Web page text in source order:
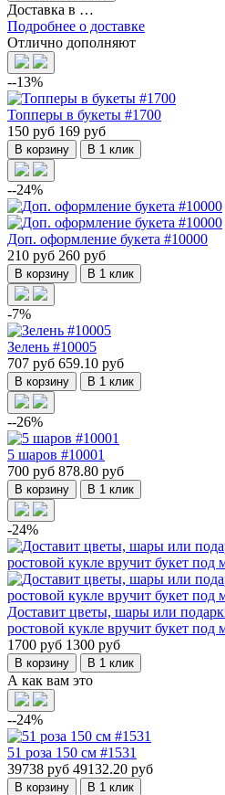
Доставка в …
Подробнее о доставке
Отлично дополняют
--13%
Топперы в букеты #1700
150 руб 169 руб
В корзину В 1 клик
--24%
Доп. оформление букета #10000
210 руб 260 руб
В корзину В 1 клик
-7%
Зелень #10005
707 руб 659.10 руб
В корзину В 1 клик
--26%
5 шаров #10001
700 руб 878.80 руб
В корзину В 1 клик
-24%
Доставит цветы, шары или
ростовой кукле вручит букет под
1700 руб 1300 руб
В корзину В 1 клик
А как вам это
--24%
51 роза 150 см #1531
39738 руб 49132.20 руб
В корзину В 1 клик